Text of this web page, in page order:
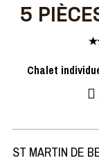
5
Chalet
ST MARTIN DE